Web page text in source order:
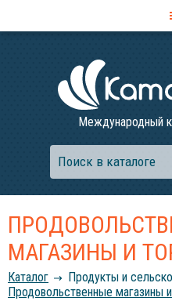
Международный
МАГАЗИНЫ И
Каталог
Продукты и
Продовольственные магазины